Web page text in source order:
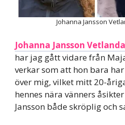
Johanna Jansson
Johanna Jansson
har jag gått vidare från
verkar som att hon bara
över mig, vilket mitt 20-
hennes nära vänners
Jansson både skröplig och